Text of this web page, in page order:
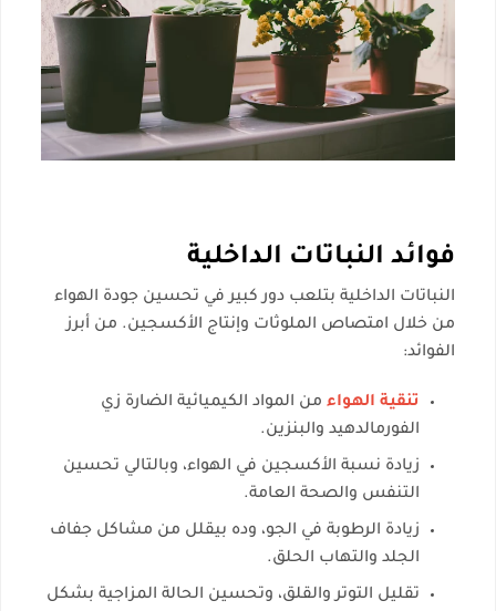
فوائد النباتات الداخلية
النباتات الداخلية بتلعب دور كبير في تحسين جودة الهواء
من خلال امتصاص الملوثات وإنتاج الأكسجين. من أبرز
الفوائد:
تنقية الهواء من المواد الكيميائية الضارة زي
الفورمالدهيد والبنزين.
زيادة نسبة الأكسجين في الهواء، وبالتالي تحسين
التنفس والصحة العامة.
زيادة الرطوبة في الجو، وده بيقلل من مشاكل جفاف
الجلد والتهاب الحلق.
تقليل التوتر والقلق، وتحسين الحالة المزاجية بشكل